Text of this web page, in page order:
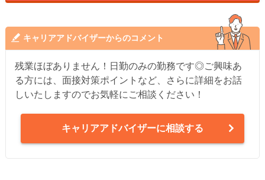
キャリアアドバイザーからのコメント
残業ほぼありません！日勤のみの勤務です◎ご興味あ
る方には、面接対策ポイントなど、さらに詳細をお話
しいたしますのでお気軽にご相談ください！
キャリアアドバイザーに相談する